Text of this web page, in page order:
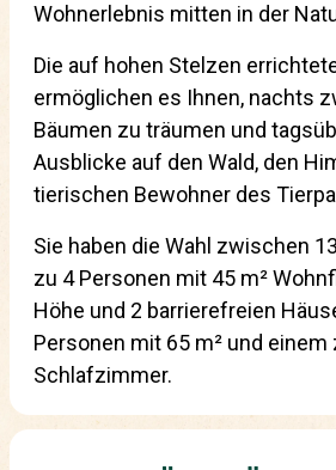
Wohnerlebnis mitten in der
Die auf hohen Stelzen
ermöglichen es Ihnen, nachts
Bäumen zu träumen und
Ausblicke auf den Wald, den
tierischen Bewohner des
Sie haben die Wahl zwischen
zu 4 Personen mit 45 m²
Höhe und 2 barrierefreien
Personen mit 65 m² und
Schlafzimmer.